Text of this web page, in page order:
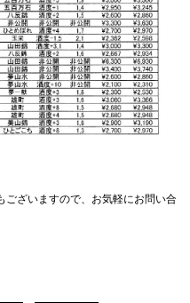
ございますので、お気軽にお問い合